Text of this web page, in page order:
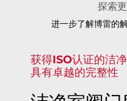
探索
进一步了解博雷的
获得ISO认证的洁
具有卓越的完整性